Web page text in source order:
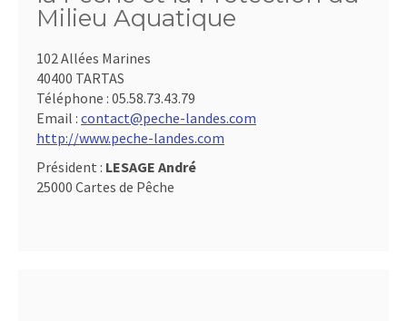
Milieu Aquatique
102 Allées Marines
40400 TARTAS
Téléphone : 05.58.73.43.79
Email : contact@peche-landes.com
http://www.peche-landes.com
Président : LESAGE André
25000 Cartes de Pêche